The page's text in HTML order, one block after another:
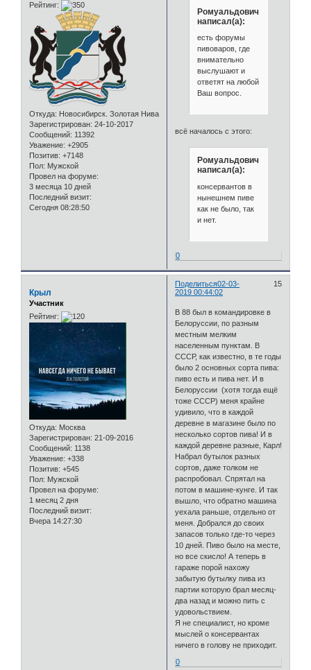
Рейтинг:
Откуда: Новосибирск. Золотая Нива
Зарегистрирован: 24-10-2017
Сообщений: 11392
Уважение: +2905
Позитив: +7148
Пол: Мужской
Провел на форуме:
3 месяца 10 дней
Последний визит:
Сегодня 08:28:50
Ромуальдович
написал(а):
есть форумы
пивоваров, где
внимательно
выслушают и
ответят на любой
Ваш вопрос.
всё началось с этого:
Ромуальдович
написал(а):
консервантов в
нынешнем пиве
как не было, так
и нет.
0
Поделиться 15
02-03-
2019 00:44:02
Крыл
Участник
Рейтинг:
Откуда: Москва
Зарегистрирован: 21-09-2016
Сообщений: 1138
Уважение: +338
Позитив: +545
Пол: Мужской
Провел на форуме:
1 месяц 2 дня
Последний визит:
Вчера 14:27:30
В 88 был в командировке в
Белоруссии, по разным
местным мелким
населенным пунктам. В
СССР, как известно, в те годы
было 2 основных сорта пива:
пиво есть и пива нет. И в
Белоруссии (хотя тогда ещё
тоже СССР) меня крайне
удивило, что в каждой
деревне в магазине было по
несколько сортов пива! И в
каждой деревне разные, Карл!
Набрал бутылок разных
сортов, даже толком не
распробовал. Спрятал на
потом в машине-кунге. И так
вышло, что обратно машина
уехала раньше, отдельно от
меня. Добрался до своих
запасов только где-то через
10 дней. Пиво было на месте,
но все скисло! А теперь в
гараже порой нахожу
забытую бутылку пива из
партии которую брал месяц-
два назад и можно пить с
удовольствием.
Я не специалист, но кроме
мыслей о консервантах
ничего в голову не приходит.
0